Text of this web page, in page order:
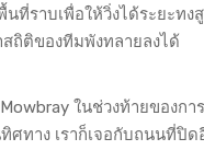
ที่ราบเพื่อให้วิ่งได้ระยะทง
ถิติของทีมพังทลายลงได้
ในช่วงท้ายของกา
ศทาง เราก็เจอกับถนนที่ปิด